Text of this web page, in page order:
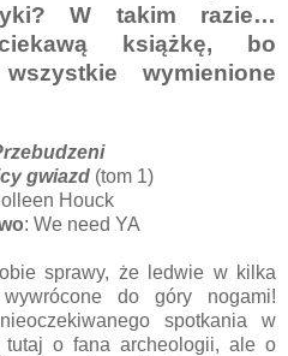
W takim razie…
książkę, bo
wymienione
gwiazd (tom 1)
Houck
: We need YA
sprawy, że ledwie w kilka
do góry nogami!
spotkania w
o fana archeologii, ale o